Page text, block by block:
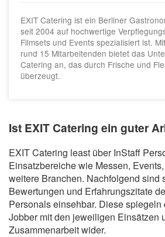
EXIT Catering ist ein Berliner
seit 2004 auf hochwertige
Filmsets und Events spezialisiert ist.
rund 15 Mitarbeitenden bietet das
Catering an, das durch Frische und
überzeugt.
Ist EXIT Catering ein guter
EXIT Catering least über InStaff
Einsatzbereiche wie Messen,
weitere Branchen. Nachfolgend sind
Bewertungen und Erfahrungszitate
Personals einsehbar. Diese
Jobber mit den jeweiligen Einsätzen
Zusammenarbeit wider.